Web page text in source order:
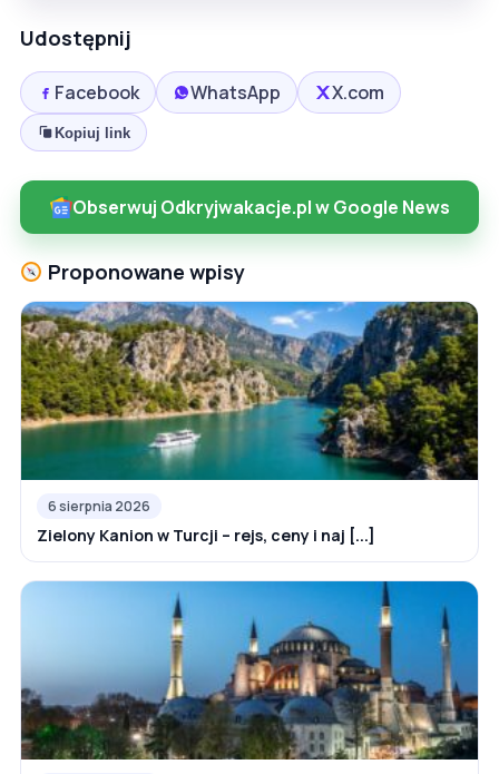
Udostępnij
Facebook WhatsApp X.com
Kopiuj link
Obserwuj Odkryjwakacje.pl w Google News
Proponowane wpisy
6 sierpnia 2026
Zielony Kanion w Turcji – rejs, ceny i naj [...]